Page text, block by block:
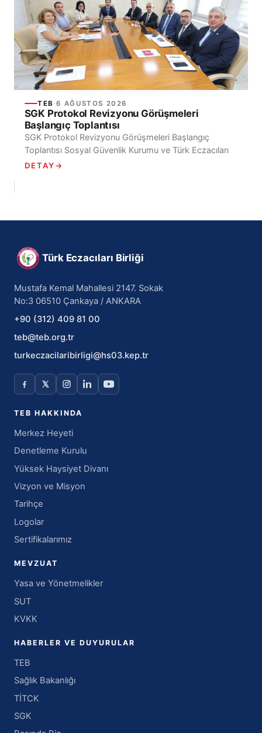
TEB ·6 AĞUSTOS 2026
SGK Protokol Revizyonu Görüşmeleri
Başlangıç Toplantısı
SGK Protokol Revizyonu Görüşmeleri Başlangıç
Toplantısı Sosyal Güvenlik Kurumu ve Türk Eczacıları
Birliği arasında, Sosyal Güvenlik Kurumu Kapsamındaki
DETAY→
Türk Eczacıları Birliği
Mustafa Kemal Mahallesi 2147. Sokak
No:3 06510 Çankaya / ANKARA
+90 (312) 409 81 00
teb@teb.org.tr
turkeczacilaribirligi@hs03.kep.tr
TEB HAKKINDA
Merkez Heyeti
Denetleme Kurulu
Yüksek Haysiyet Divanı
Vizyon ve Misyon
Tarihçe
Logolar
Sertifikalarımız
MEVZUAT
Yasa ve Yönetmelikler
SUT
KVKK
HABERLER VE DUYURULAR
TEB
Sağlık Bakanlığı
TİTCK
SGK